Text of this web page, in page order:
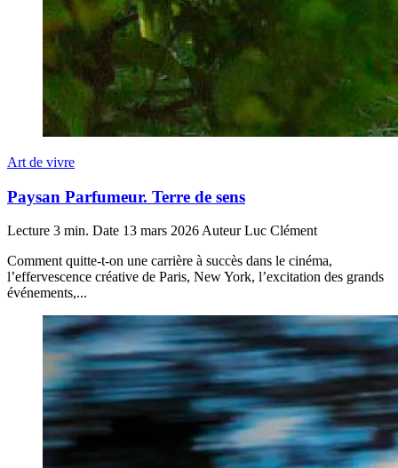
Art de vivre
Paysan Parfumeur. Terre de sens
Lecture 3 min. Date 13 mars 2026 Auteur Luc Clément
Comment quitte-t-on une carrière à succès dans le cinéma,
l’effervescence créative de Paris, New York, l’excitation des grands
événements,...